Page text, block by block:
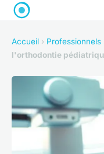
Accueil › Professionnels
l'orthodontie